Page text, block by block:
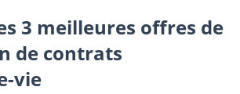
3 meilleures offres de
de contrats
vie